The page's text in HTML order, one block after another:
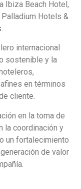
Ibiza Beach Hotel,
Palladium Hotels &
internacional
sostenible y la
en términos
cliente.
en la toma de
la coordinación y
un fortalecimiento
de valor